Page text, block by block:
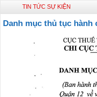
TIN TỨC SỰ KIỆN
Danh mục thủ tục hành